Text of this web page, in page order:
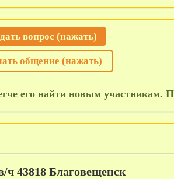
вопрос (нажать)
общение (нажать)
его найти новым участникам.
ч 43818 Благовещенск